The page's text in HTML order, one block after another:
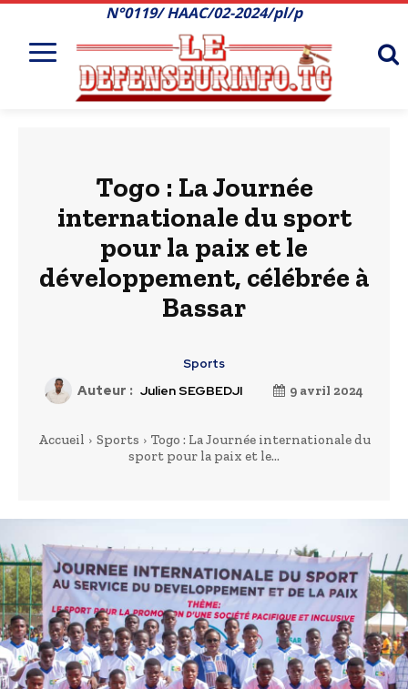
N°0119/ HAAC/02-2024/pl/p
Togo : La Journée
internationale du sport
pour la paix et le
développement, célébrée à
Bassar
Sports
Auteur : Julien SEGBEDJI 9 avril 2024
Accueil Sports
Togo : La Journée internationale du
sport pour la paix et le...